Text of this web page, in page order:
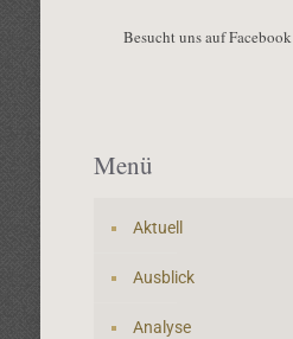
Besucht uns auf Facebook
Menü
Aktuell
Ausblick
Analyse